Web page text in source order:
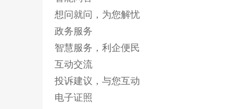
想问就问，为您解忧
政务服务
智慧服务，利企便民
互动交流
投诉建议，与您互动
电子证照